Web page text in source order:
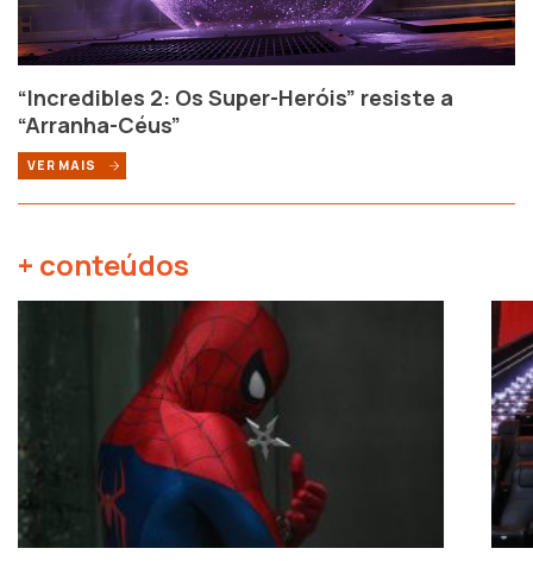
“Incredibles 2: Os Super-Heróis” resiste a
“Arranha-Céus”
VER MAIS
+ conteúdos